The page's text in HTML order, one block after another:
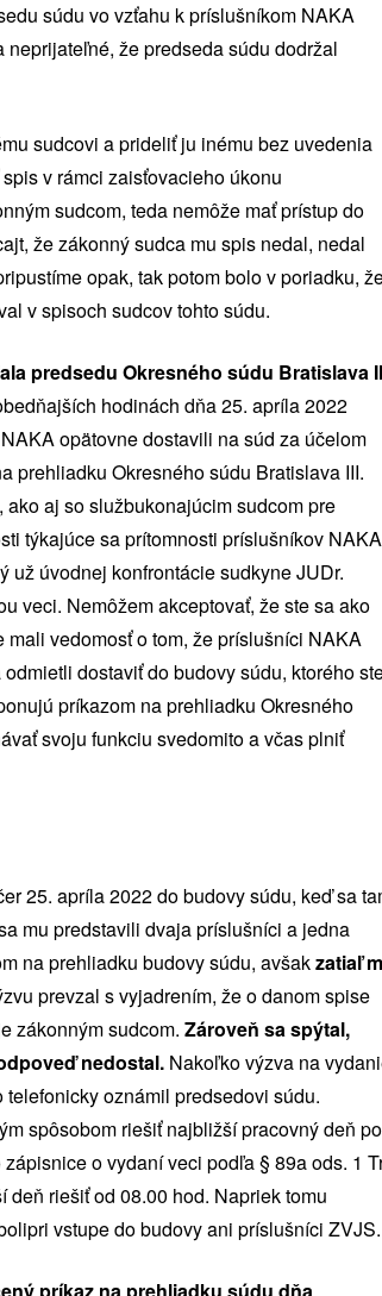
súdu vo vzťahu k príslušníkom NAKA
že predseda súdu dodržal
sudcovi a prideliť ju inému bez uvedenia
v rámci zaisťovacieho úkonu
sudcom, teda nemôže mať prístup do
že zákonný sudca mu spis nedal, nedal
opak, tak potom bolo v poriadku,
v spisoch sudcov tohto súdu.
predsedu Okresného súdu Bratislava
hodinách dňa 25. apríla 2022
opätovne dostavili na súd za účelom
prehliadku Okresného súdu Bratislava III.
aj so službukonajúcim sudcom pre
týkajúce sa prítomnosti príslušníkov NAKA
už úvodnej konfrontácie sudkyne JUDr.
veci. Nemôžem akceptovať, že ste sa ako
vedomosť o tom, že príslušníci NAKA
dostaviť do budovy súdu, ktorého
príkazom na prehliadku Okresného
svoju funkciu svedomito a včas plniť
25. apríla 2022 do budovy súdu, keď sa
mu predstavili dvaja príslušníci a jedna
na prehliadku budovy súdu, avšakzatiaľ
prevzal s vyjadrením, že o danom spise
zákonným sudcom. Zároveň sa spýtal,
nedostal. Nakoľko výzva na
oznámil predsedovi súdu.
spôsobom riešiť najbližší pracovný deň po
o vydaní veci podľa § 89a ods. 1
deň riešiť od 08.00 hod. Napriek tomu
vstupe do budovy ani príslušníci ZVJS.